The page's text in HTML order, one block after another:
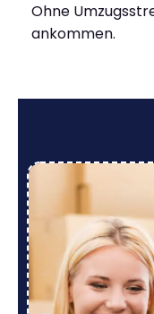
Ohne
ankommen.